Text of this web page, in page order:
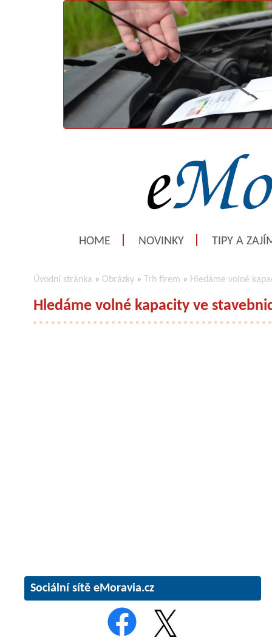
HOME NOVINKY TIPY A
Úvodní stránka » Obrázky » Trh firem » Hledáme volné
Hledáme volné kapacity ve
Sociální sítě eMoravia.cz